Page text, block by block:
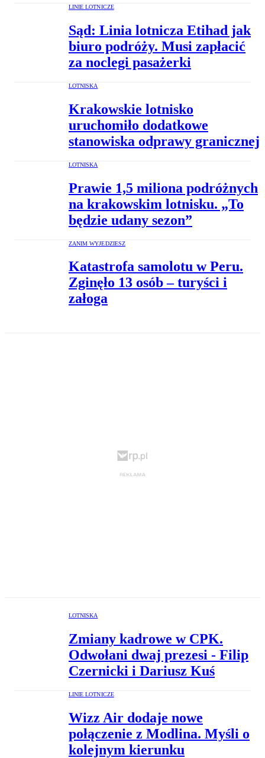
LINIE LOTNICZE
Sąd: Linia lotnicza Etihad jak
biuro podróży. Musi zapłacić
za noclegi pasażerki
LOTNISKA
Krakowskie lotnisko
uruchomiło dodatkowe
stanowiska odprawy granicznej
LOTNISKA
Prawie 1,5 miliona podróżnych
na krakowskim lotnisku. „To
będzie udany sezon”
ZANIM WYJEDZIESZ
Katastrofa samolotu w Peru.
Zginęło 13 osób – turyści i
załoga
LOTNISKA
Zmiany kadrowe w CPK.
Odwołani dwaj prezesi - Filip
Czernicki i Dariusz Kuś
LINIE LOTNICZE
Wizz Air dodaje nowe
połączenie z Modlina. Myśli o
kolejnym kierunku